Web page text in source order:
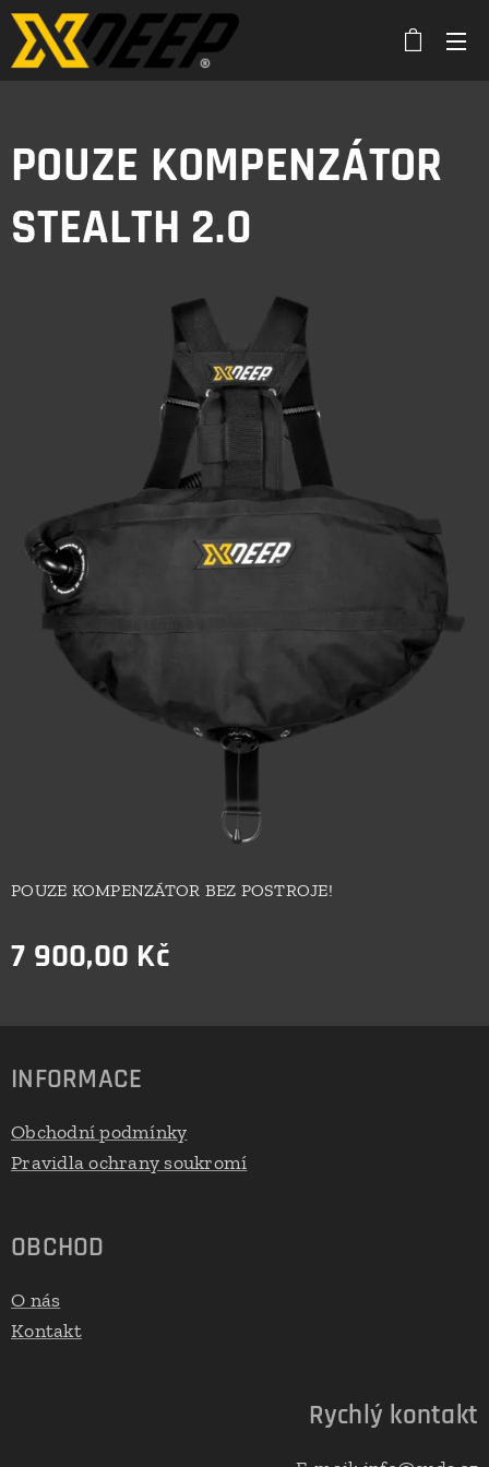
POUZE KOMPENZÁTOR
STEALTH 2.0
POUZE KOMPENZÁTOR BEZ POSTROJE!
7 900,00 Kč
INFORMACE
Obchodní podmínky
Pravidla ochrany soukromí
OBCHOD
O nás
Kontakt
Rychlý kontakt